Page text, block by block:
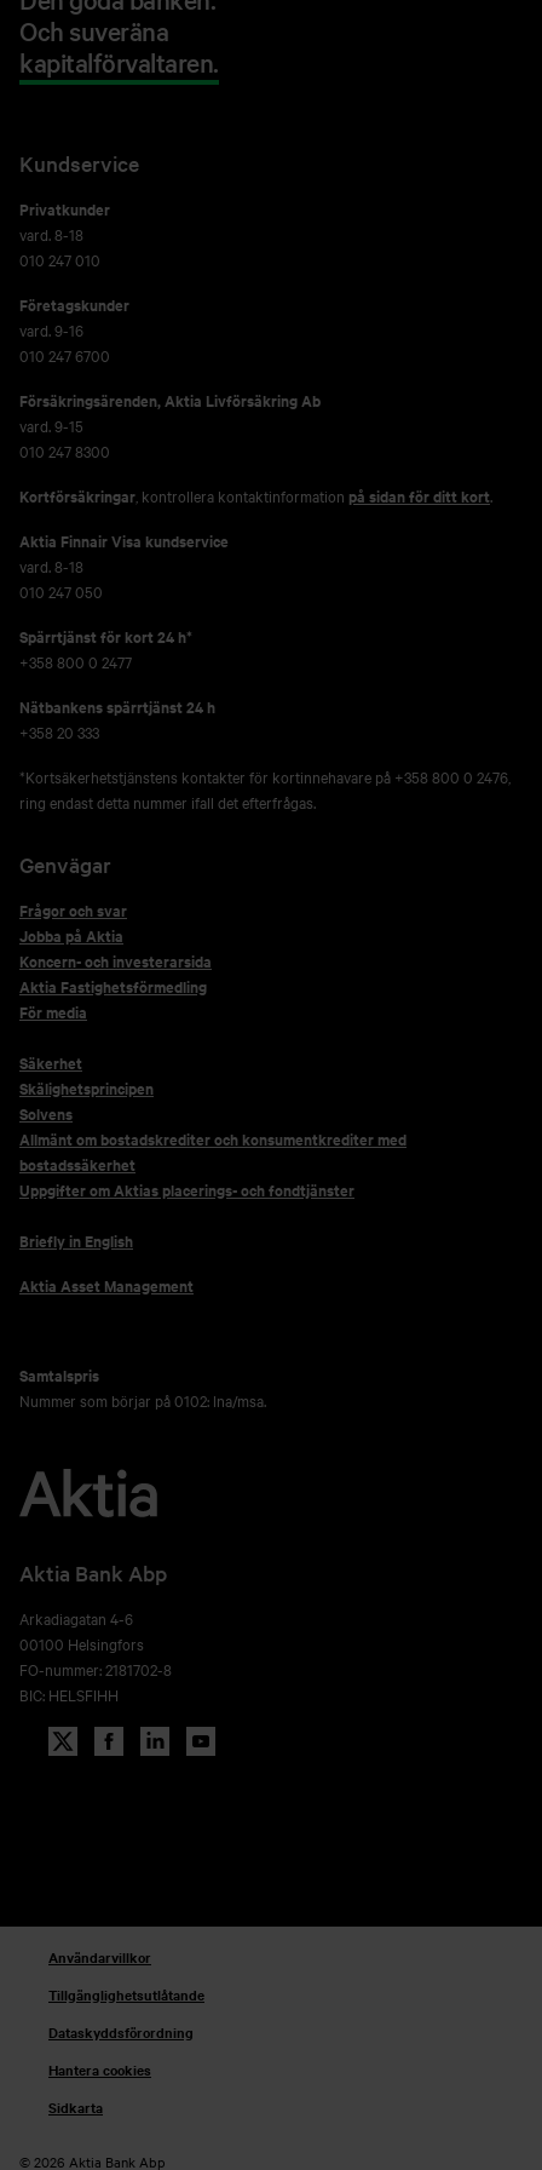
Och suveräna
kapitalförvaltaren.
Kundservice
Privatkunder
vard. 8-18
010 247 010
Företagskunder
vard. 9-16
010 247 6700
Försäkringsärenden,Aktia Livförsäkring Ab
vard. 9-15
010 247 8300
Kortförsäkringar , kontrollera kontaktinformation på sidan för ditt kort.
Aktia Finnair Visa kundservice
vard. 8-18
010 247 050
Spärrtjänst för kort 24 h*
+358 800 0 2477
Nätbankens spärrtjänst 24 h
+358 20 333
*Kortsäkerhetstjänstens kontakter för kortinnehavare på +358 800 0 2476,
ring endast detta nummer ifall det efterfrågas.
Genvägar
Frågor och svar
Jobba på Aktia
Koncern- och investerarsida
Aktia Fastighetsförmedling
För media
Säkerhet
Skälighetsprincipen
Solvens
Allmänt om bostadskrediter och konsumentkrediter med
bostadssäkerhet
Uppgifter om Aktias placerings- och fondtjänster
Briefly in English
Aktia Asset Management
Samtalspris
Nummer som börjar på 0102: lna/msa.
Aktia Bank Abp
Arkadiagatan 4-6
00100 Helsingfors
FO-nummer: 2181702-8
BIC: HELSFIHH
© 2026 Aktia Bank Abp
Användarvillkor
Tillgänglighetsutlåtande
Dataskyddsförordning
Hantera cookies
Sidkarta